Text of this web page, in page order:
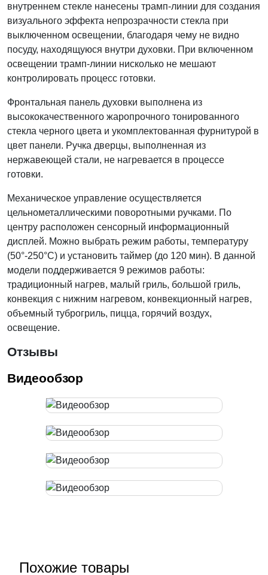
внутреннем стекле нанесены трамп-линии для создания
визуального эффекта непрозрачности стекла при
выключенном освещении, благодаря чему не видно
посуду, находящуюся внутри духовки. При включенном
освещении трамп-линии нисколько не мешают
контролировать процесс готовки.
Фронтальная панель духовки выполнена из
высококачественного жаропрочного тонированного
стекла черного цвета и укомплектованная фурнитурой в
цвет панели. Ручка дверцы, выполненная из
нержавеющей стали, не нагревается в процессе
готовки.
Механическое управление осуществляется
цельнометаллическими поворотными ручками. По
центру расположен сенсорный информационный
дисплей. Можно выбрать режим работы, температуру
(50°-250°C) и установить таймер (до 120 мин). В данной
модели поддерживается 9 режимов работы:
традиционный нагрев, малый гриль, большой гриль,
конвекция с нижним нагревом, конвекционный нагрев,
объемный туброгриль, пицца, горячий воздух,
освещение.
Отзывы
Видеообзор
Похожие товары